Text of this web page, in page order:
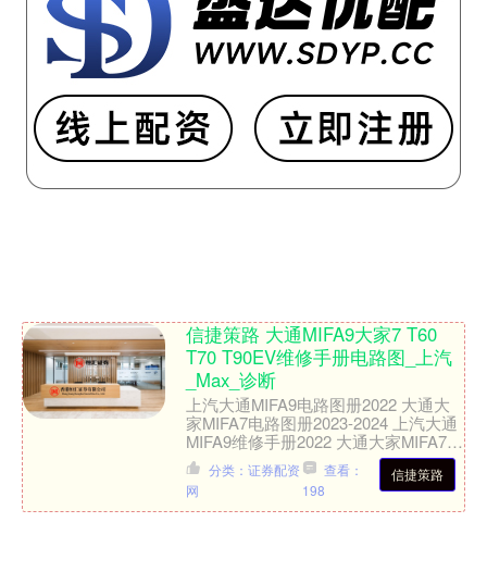
信捷策路 大通MIFA9大家7 T60
T70 T90EV维修手册电路图_上汽
_Max_诊断
上汽大通MIFA9电路图册2022 大通大
家MIFA7电路图册2023-2024 上汽大通
MIFA9维修手册2022 大通大家MIFA7维
修手册2023-202....
信捷策路
分类：证券配资
网
查看：
198